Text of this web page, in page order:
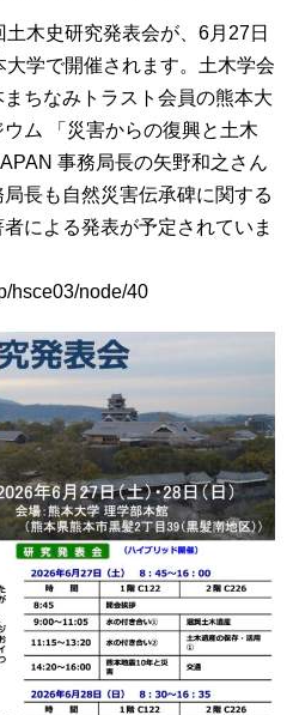
木史研究発表会が、6月27日
大学で開催されます。土木学会
ちなみトラスト会員の熊本大
ム 「災害からの復興と土木
事務局長の矢野和之さん
長も自然災害伝承碑に関する
による発表が予定されていま
hsce03/node/40